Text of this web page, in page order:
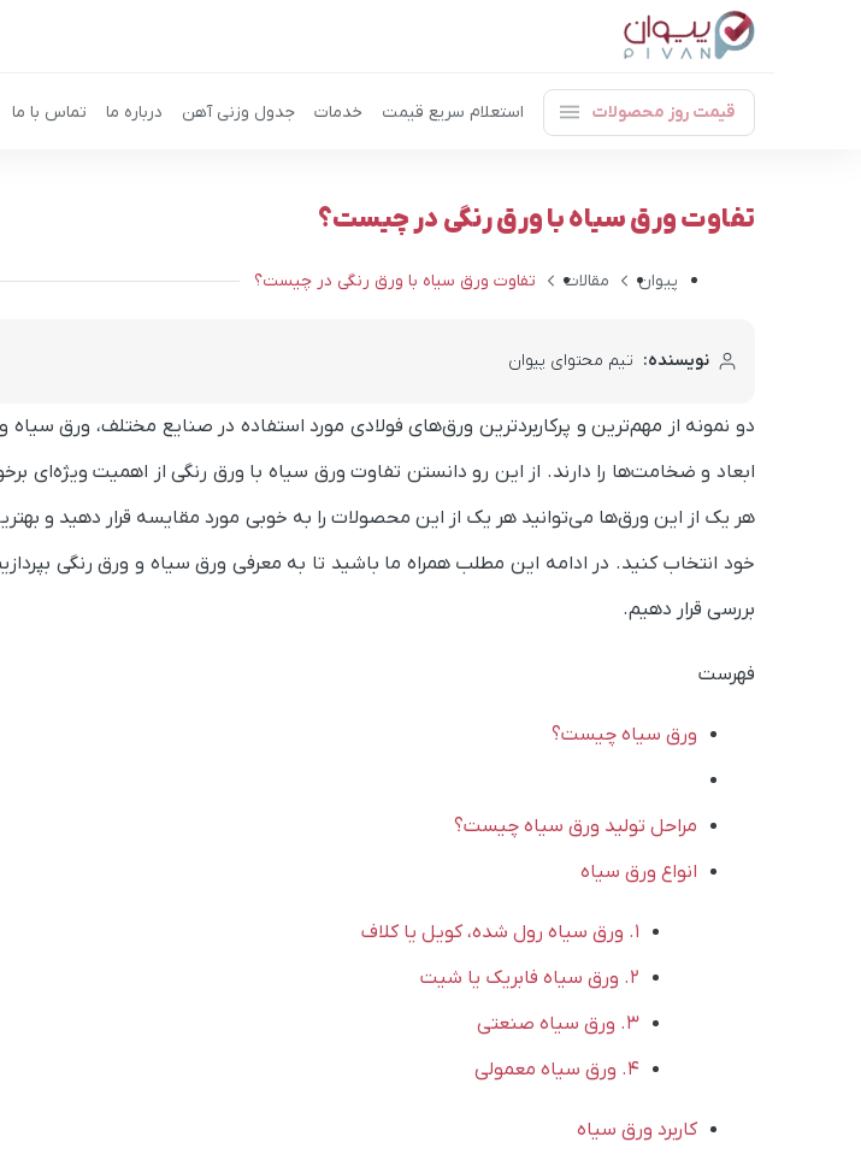
قیمت روز محصولات استعلام سریع قیمت خدمات جدول وزنی آهن درباره ما تماس با ما
تفاوت ورق سیاه با ورق رنگی در چیست؟
پیوان مقالات تفاوت ورق سیاه با ورق رنگی در چیست؟
نویسنده: تیم محتوای پیوان
دو نمونه از مهم‌ترین و پرکاربرد‌ترین ورق‌های فولادی مورد استفاده در صنایع مختلف، ورق
ابعاد و ضخامت‌ها را دارند. از این رو دانستن تفاوت ورق سیاه با ورق رنگی از اهمیت ویژه‌ای
هر یک از این ورق‌ها می‌توانید هر یک از این محصولات را به خوبی مورد مقایسه قرار دهید و بهترین
خود انتخاب کنید. در ادامه این مطلب همراه ما باشید تا به معرفی ورق سیاه و ورق رنگی
بررسی قرار دهیم.
فهرست
ورق سیاه چیست؟
مراحل تولید ورق سیاه چیست؟
انواع ورق سیاه
1. ورق سیاه رول شده، کویل یا کلاف
2. ورق سیاه فابریک یا شیت
3. ورق سیاه صنعتی
4. ورق سیاه معمولی
کاربرد ورق سیاه